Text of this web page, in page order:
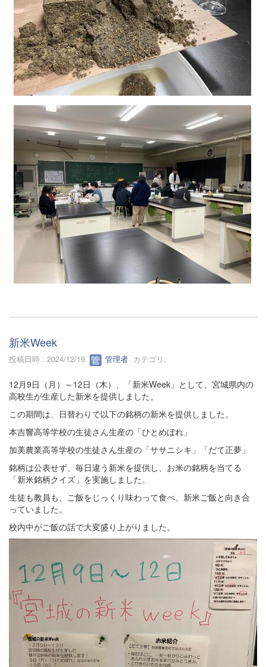
新米Week
投稿日時 : 2024/12/19 管理者 カテゴリ:
12月9日（月）～12日（木）、「新米Week」として、宮城県内の
高校生が生産した新米を提供しました。
この期間は、日替わりで以下の銘柄の新米を提供しました。
本吉響高等学校の生徒さん生産の「ひとめぼれ」
加美農業高等学校の生徒さん生産の「ササニシキ」「だて正夢」
銘柄は公表せず、毎日違う新米を提供し、お米の銘柄を当てる
「新米銘柄クイズ」を実施しました。
生徒も教員も、ご飯をじっくり味わって食べ、新米ご飯と向き合
っていました。
校内中がご飯の話で大変盛り上がりました。